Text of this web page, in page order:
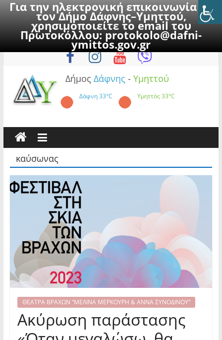
Για την ηλεκτρονική επικοινωνία με
τον Δήμο Δάφνης–Υμηττού,
χρησιμοποιείτε το email του
Πρωτοκόλλου:protokolo@dafni-
ymittos.gov.gr
to
Σάββατο, 8 Αυγούστου 2026
Δήμος Δάφνης - Υμηττού
Δάφνη33°C Υμηττός33°C
καύσωνας
ΘΕΑΤΡΑ ΒΡΑΧΩΝ “ΜΕΛΙΝΑ ΜΕΡΚΟΥΡΗ & ΑΝΝΑ ΣΥΝΟΔΙΝΟΥ”
Ακύρωση παράστασης